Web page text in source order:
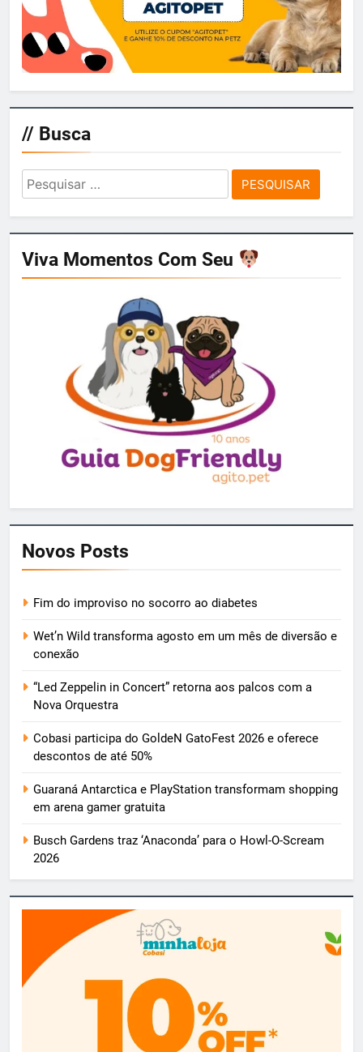
// Busca
Pesquisar
por:
Viva Momentos Com Seu
Novos Posts
Fim do improviso no socorro ao diabetes
Wet’n Wild transforma agosto em um mês de diversão e
conexão
“Led Zeppelin in Concert” retorna aos palcos com a
Nova Orquestra
Cobasi participa do GoldeN GatoFest 2026 e oferece
descontos de até 50%
Guaraná Antarctica e PlayStation transformam shopping
em arena gamer gratuita
Busch Gardens traz ‘Anaconda’ para o Howl-O-Scream
2026